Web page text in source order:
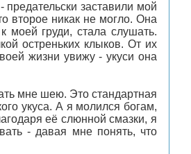
заставили мой
второе никак не могло. Она
моей груди, стала слушать.
остреньких клыков. От их
жизни увижу - укуси она
мне шею. Это стандартная
укуса. А я молился богам,
её слюнной смазки, я
- давая мне понять, что